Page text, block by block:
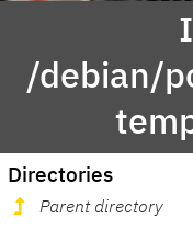
/debian/
Directories
Parent directory